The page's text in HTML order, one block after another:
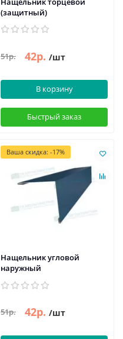
(защитный)
51р. 42р. /шт
В корзину
Быстрый заказ
Ваша скидка: -17%
Нащельник угловой
наружный
51р. 42р. /шт